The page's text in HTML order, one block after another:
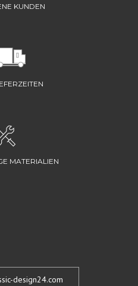
KUNDEN
MATERIALIEN
design24.com